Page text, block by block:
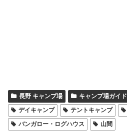
長野 キャンプ場 キャンプ場ガイド
デイキャンプ
テントキャンプ
バンガロー・ログハウス
山間